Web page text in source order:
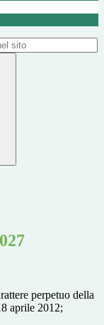
perpetuo della
aprile 2012;